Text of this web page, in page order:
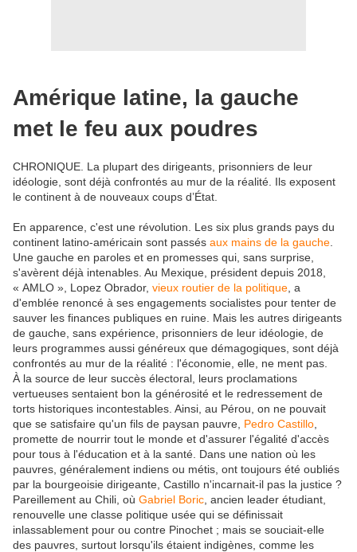
Amérique latine, la gauche
met le feu aux poudres
CHRONIQUE. La plupart des dirigeants, prisonniers de leur
idéologie, sont déjà confrontés au mur de la réalité. Ils exposent
le continent à de nouveaux coups d’État.
En apparence, c'est une révolution. Les six plus grands pays du
continent latino-américain sont passés aux mains de la gauche
Une gauche en paroles et en promesses qui, sans surprise,
s'avèrent déjà intenables. Au Mexique, président depuis 2018,
« AMLO », Lopez Obrador, vieux routier de la politique , a
d'emblée renoncé à ses engagements socialistes pour tenter de
sauver les finances publiques en ruine. Mais les autres dirigeants
de gauche, sans expérience, prisonniers de leur idéologie, de
leurs programmes aussi généreux que démagogiques, sont déjà
confrontés au mur de la réalité : l'économie, elle, ne ment pas.
À la source de leur succès électoral, leurs proclamations
vertueuses sentaient bon la générosité et le redressement de
torts historiques incontestables. Ainsi, au Pérou, on ne pouvait
que se satisfaire qu'un fils de paysan pauvre, Pedro Castillo
promette de nourrir tout le monde et d'assurer l'égalité d'accès
pour tous à l'éducation et à la santé. Dans une nation où les
pauvres, généralement indiens ou métis, ont toujours été oubliés
par la bourgeoisie dirigeante, Castillo n'incarnait-il pas la justice ?
Pareillement au Chili, où Gabriel Boric , ancien leader étudiant,
renouvelle une classe politique usée qui se définissait
inlassablement pour ou contre Pinochet ; mais se souciait-elle
des pauvres, surtout lorsqu'ils étaient indigènes, comme les